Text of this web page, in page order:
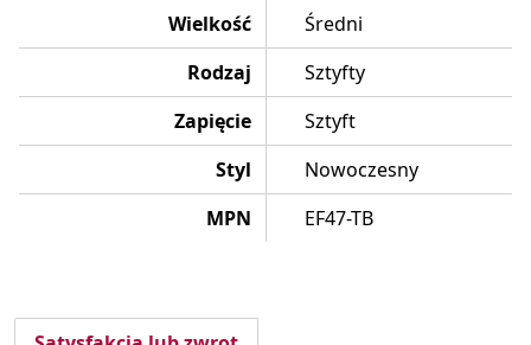
Wielkość
Średni
Rodzaj
Sztyfty
Zapięcie
Sztyft
Styl
Nowoczesny
MPN
EF47-TB